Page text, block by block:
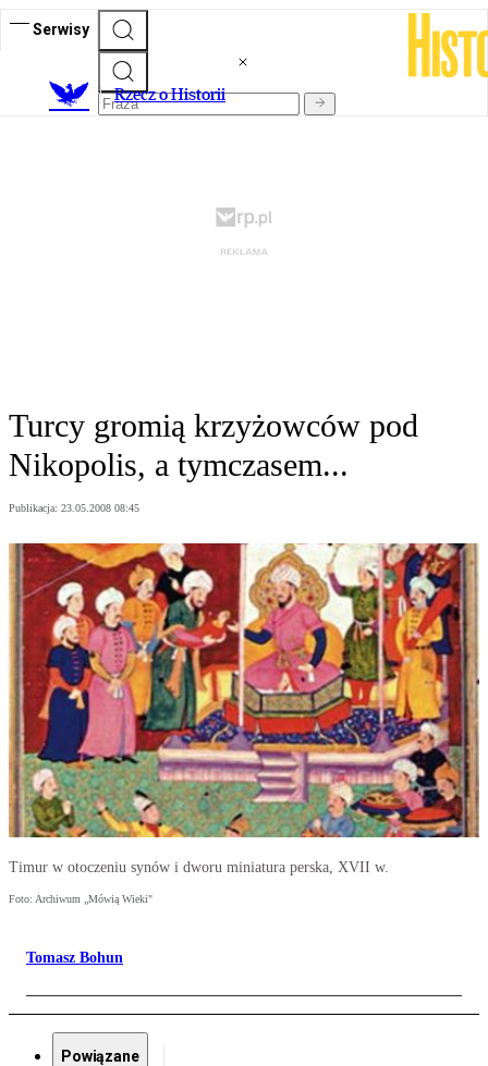
Serwisy
Rzecz o Historii
Turcy gromią krzyżowców pod
Nikopolis, a tymczasem...
Publikacja: 23.05.2008 08:45
Timur w otoczeniu synów i dworu miniatura perska, XVII w.
Foto: Archiwum „Mówią Wieki"
Tomasz Bohun
Powiązane